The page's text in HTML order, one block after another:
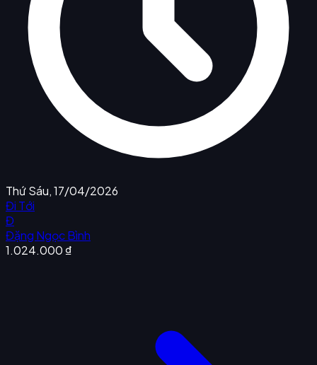
Thứ Sáu, 17/04/2026
Đi Tới
Đ
Đặng Ngọc Bình
1.024.000 ₫